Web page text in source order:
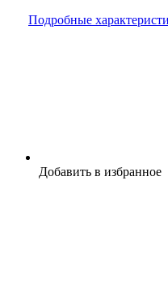
Подробные
Добавить в избранное